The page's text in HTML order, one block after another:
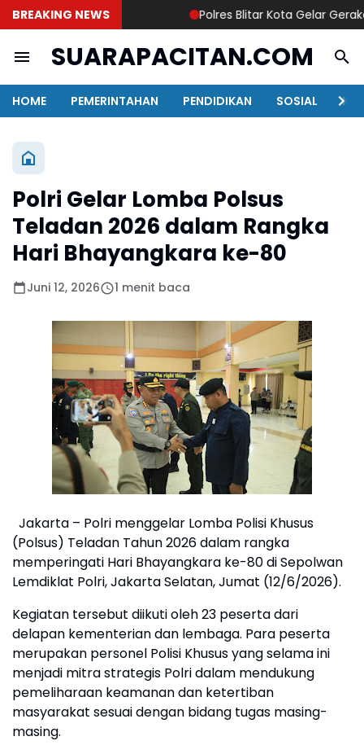
BREAKING NEWS Polres Blitar Kota Gelar Gerakan
SUARAPACITAN.COM
HOME PEMERINTAHAN PENDIDIKAN SOSIAL
Polri Gelar Lomba Polsus
Teladan 2026 dalam Rangka
Hari Bhayangkara ke-80
Juni 12, 2026 1 menit baca
Jakarta – Polri menggelar Lomba Polisi Khusus
(Polsus) Teladan Tahun 2026 dalam rangka
memperingati Hari Bhayangkara ke-80 di Sepolwan
Lemdiklat Polri, Jakarta Selatan, Jumat (12/6/2026).
Kegiatan tersebut diikuti oleh 23 peserta dari
delapan kementerian dan lembaga. Para peserta
merupakan personel Polisi Khusus yang selama ini
menjadi mitra strategis Polri dalam mendukung
pemeliharaan keamanan dan ketertiban
masyarakat sesuai dengan bidang tugas masing-
masing.